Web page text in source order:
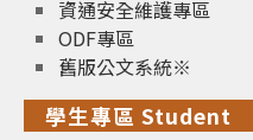
資通安全維護專區
ODF專區
舊版公文系統※
學生專區 Student